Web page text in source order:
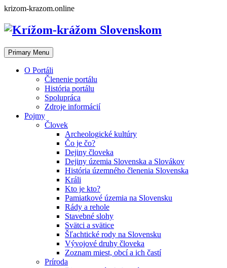
Skip
content
krizom-krazom.online
Primary Menu
O Portáli
Členenie portálu
História portálu
Spolupráca
Zdroje informácií
Pojmy
Človek
Archeologické kultúry
Čo je čo?
Dejiny človeka
Dejiny územia Slovenska a Slovákov
História územného členenia Slovenska
Králi
Kto je kto?
Pamiatkové územia na Slovensku
Rády a rehole
Stavebné slohy
Svätci a svätice
Šľachtické rody na Slovensku
Vývojové druhy človeka
Zoznam miest, obcí a ich častí
Príroda